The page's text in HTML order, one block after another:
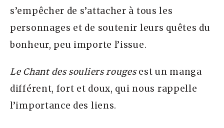
s’empêcher de s’attacher à tous les
personnages et de soutenir leurs quêtes du
bonheur, peu importe l’issue.
Le Chant des souliers rougesest un manga
différent, fort et doux, qui nous rappelle
l’importance des liens.